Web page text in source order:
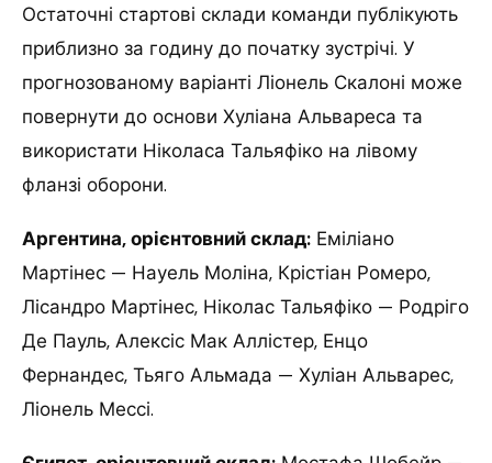
Остаточні стартові склади команди публікують
приблизно за годину до початку зустрічі. У
прогнозованому варіанті Ліонель Скалоні може
повернути до основи Хуліана Альвареса та
використати Ніколаса Тальяфіко на лівому
фланзі оборони.
Аргентина, орієнтовний склад: Еміліано
Мартінес — Науель Моліна, Крістіан Ромеро,
Лісандро Мартінес, Ніколас Тальяфіко — Родріго
Де Пауль, Алексіс Мак Аллістер, Енцо
Фернандес, Тьяго Альмада — Хуліан Альварес,
Ліонель Мессі.